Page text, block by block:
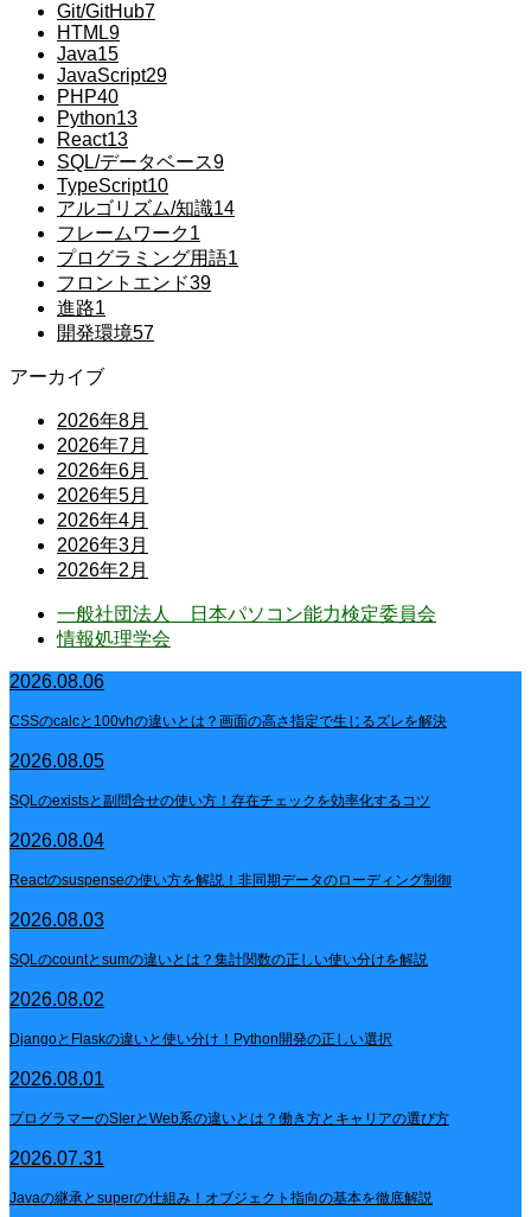
Git/GitHub7
HTML9
Java15
JavaScript29
PHP40
Python13
React13
SQL/データベース9
TypeScript10
アルゴリズム/知識14
フレームワーク1
プログラミング用語1
フロントエンド39
進路1
開発環境57
アーカイブ
2026年8月
2026年7月
2026年6月
2026年5月
2026年4月
2026年3月
2026年2月
一般社団法人 日本パソコン能力検定委員会
情報処理学会
2026.08.06
CSSのcalcと100vhの違いとは？画面の高さ指定で生じるズレを解決
2026.08.05
SQLのexistsと副問合せの使い方！存在チェックを効率化するコツ
2026.08.04
Reactのsuspenseの使い方を解説！非同期データのローディング制御
2026.08.03
SQLのcountとsumの違いとは？集計関数の正しい使い分けを解説
2026.08.02
DjangoとFlaskの違いと使い分け！Python開発の正しい選択
2026.08.01
プログラマーのSIerとWeb系の違いとは？働き方とキャリアの選び方
2026.07.31
Javaの継承とsuperの仕組み！オブジェクト指向の基本を徹底解説